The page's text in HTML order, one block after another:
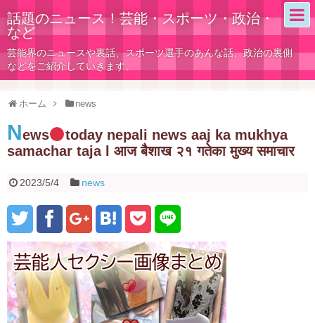
話題のニュース！芸能・スポーツ・政治・
など
芸能界のニュースや裏話、スポーツ選手のあんな話、政治の裏側
などをご紹介していきます。
ホーム news
News
today nepali news aaj ka mukhya
samachar taja l आज बैशाख २१ गतेका मुख्य समाचार
2023/5/4 news